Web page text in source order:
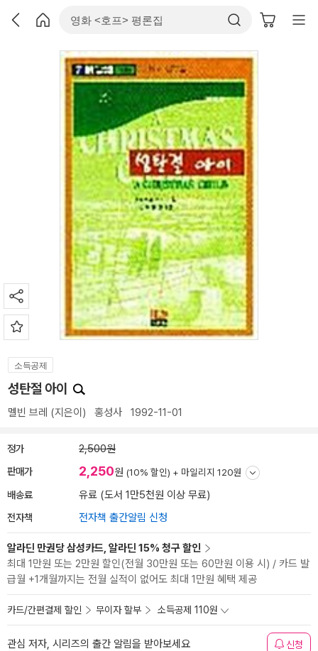
소득공제
성탄절 아이
멜빈 브레 (지은이) 홍성사 1992-11-01
정가 2,500원
판매가 2,250원 (10% 할인) + 마일리지 120원
배송료 유료 (도서 1만5천원 이상 무료)
전자책 전자책 출간알림 신청
알라딘 만권당 삼성카드, 알라딘 15% 청구 할인
최대 1만원 또는 2만원 할인(전월 30만원 또는 60만원 이용 시) / 카드 발
급월 +1개월까지는 전월 실적이 없어도 최대 1만원 혜택 제공
카드/간편결제 할인 무이자 할부 소득공제 110원
관심 저자, 시리즈의 출간 알림을 받아보세요 신청